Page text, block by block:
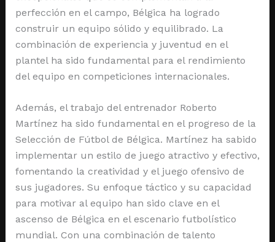
perfección en el campo, Bélgica ha logrado
construir un equipo sólido y equilibrado. La
combinación de experiencia y juventud en el
plantel ha sido fundamental para el rendimiento
del equipo en competiciones internacionales.
Además, el trabajo del entrenador Roberto
Martínez ha sido fundamental en el progreso de la
Selección de Fútbol de Bélgica. Martínez ha sabido
implementar un estilo de juego atractivo y efectivo,
fomentando la creatividad y el juego ofensivo de
sus jugadores. Su enfoque táctico y su capacidad
para motivar al equipo han sido clave en el
ascenso de Bélgica en el escenario futbolístico
mundial. Con una combinación de talento